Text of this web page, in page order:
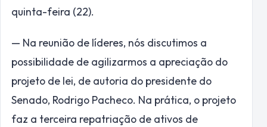
quinta-feira (22).
— Na reunião de líderes, nós discutimos a
possibilidade de agilizarmos a apreciação do
projeto de lei, de autoria do presidente do
Senado, Rodrigo Pacheco. Na prática, o projeto
faz a terceira repatriação de ativos de